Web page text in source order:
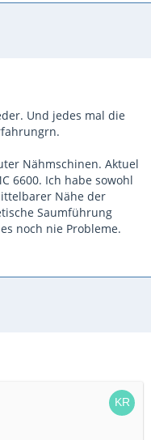
Und jedes mal die
Nähmschinen. Aktuel
6600. Ich habe sowohl
Nähe der
Saumführung
noch nie Probleme.